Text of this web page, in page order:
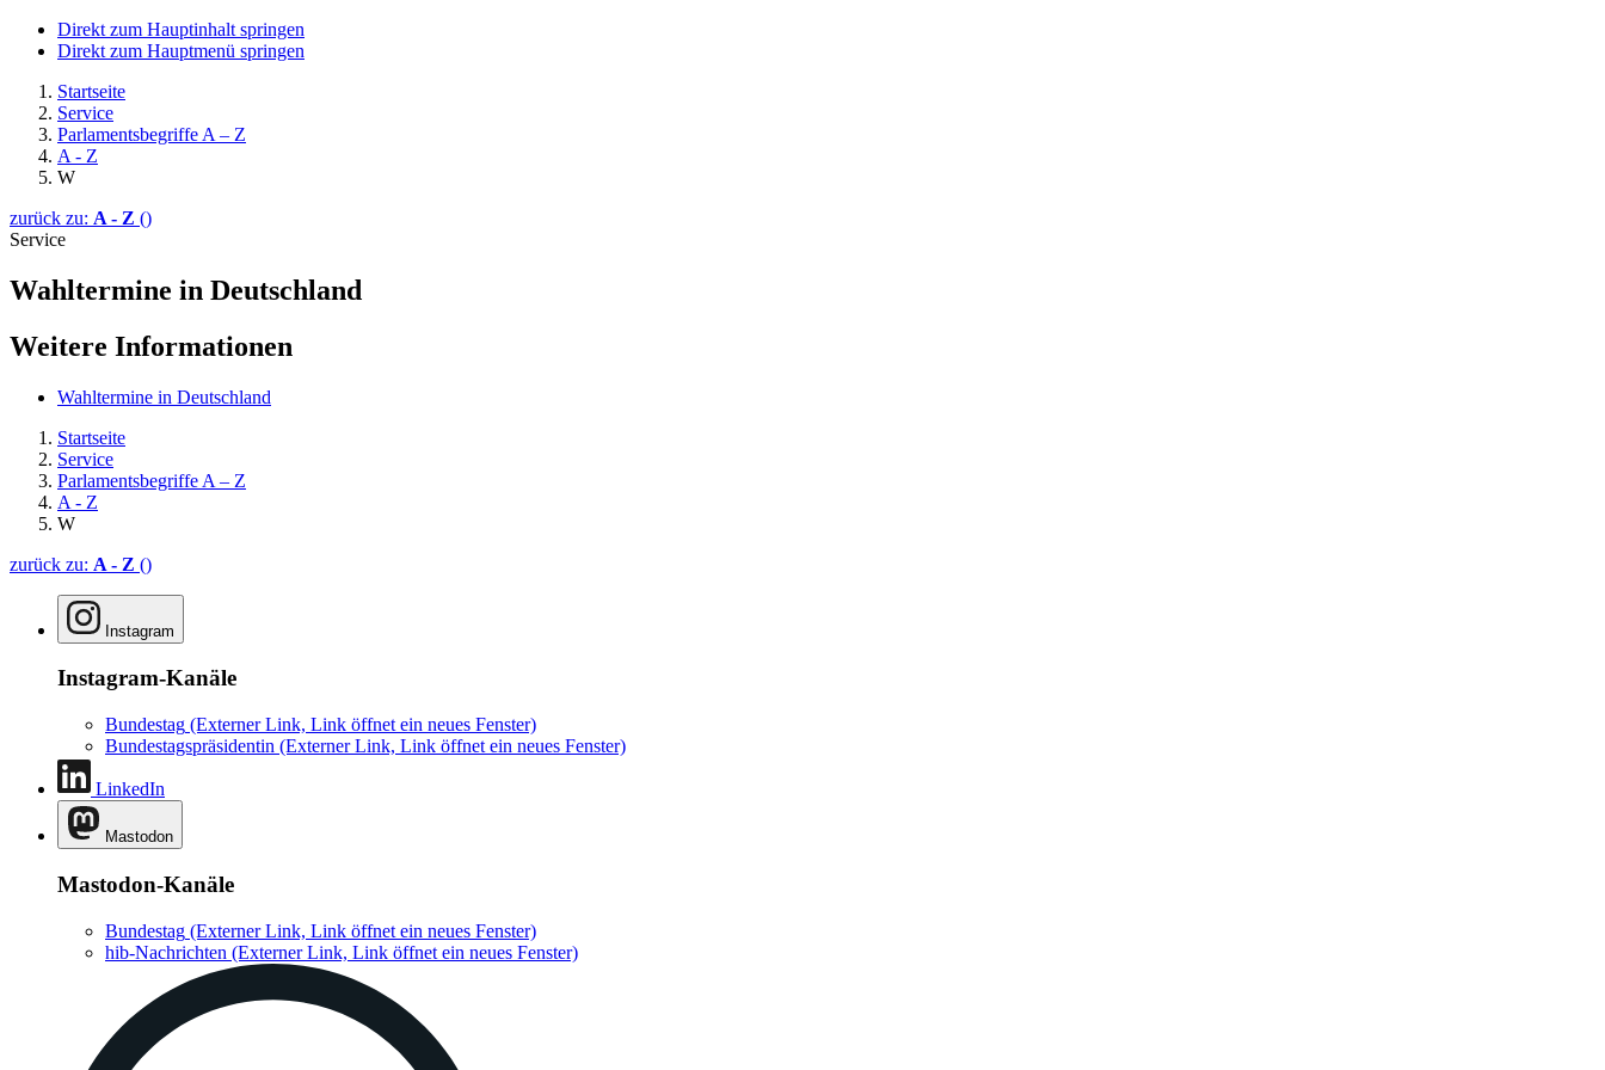
Direkt zum Hauptinhalt springen
Direkt zum Hauptmenü springen
Startseite
Service
Parlamentsbegriffe A – Z
A - Z
W
zurück zu: A - Z ()
Service
Wahltermine in Deutschland
Weitere Informationen
Wahltermine in Deutschland
Startseite
Service
Parlamentsbegriffe A – Z
A - Z
W
zurück zu: A - Z ()
Instagram
Instagram-Kanäle
Bundestag (Externer Link, Link öffnet ein neues Fenster)
Bundestagspräsidentin (Externer Link, Link öffnet ein neues Fenster)
LinkedIn
Mastodon
Mastodon-Kanäle
Bundestag (Externer Link, Link öffnet ein neues Fenster)
hib-Nachrichten (Externer Link, Link öffnet ein neues Fenster)